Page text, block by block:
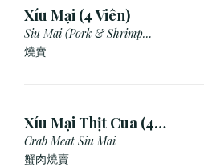
Xíu Mại (4 Viên)
Siu Mai (Pork & Shrimp
Dumpling)
燒賣
Xíu Mại Thịt Cua (4
Viên)
Crab Meat Siu Mai
蟹肉燒賣